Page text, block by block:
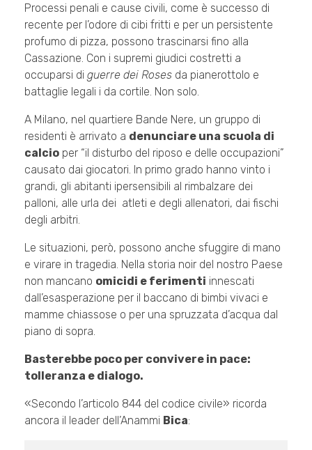
Processi penali e cause civili, come è successo di
recente per l’odore di cibi fritti e per un persistente
profumo di pizza, possono trascinarsi fino alla
Cassazione. Con i supremi giudici costretti a
occuparsi di guerre dei Roses da pianerottolo e
battaglie legali i da cortile. Non solo.
A Milano, nel quartiere Bande Nere, un gruppo di
residenti è arrivato a denunciare una scuola di
calcio per “il disturbo del riposo e delle occupazioni”
causato dai giocatori. In primo grado hanno vinto i
grandi, gli abitanti ipersensibili al rimbalzare dei
palloni, alle urla dei atleti e degli allenatori, dai fischi
degli arbitri.
Le situazioni, però, possono anche sfuggire di mano
e virare in tragedia. Nella storia noir del nostro Paese
non mancano omicidi e ferimenti innescati
dall’esasperazione per il baccano di bimbi vivaci e
mamme chiassose o per una spruzzata d’acqua dal
piano di sopra.
Basterebbe poco per convivere in pace:
tolleranza e dialogo.
«Secondo l’articolo 844 del codice civile» ricorda
ancora il leader dell’Anammi Bica: